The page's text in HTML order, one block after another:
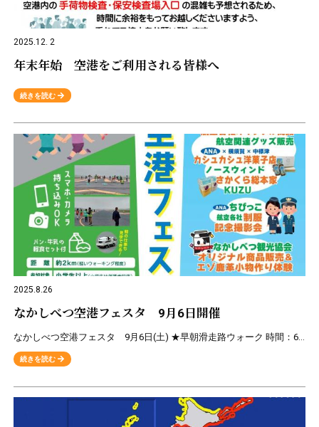
2025.12. 2
年末年始 空港をご利用される皆様へ
続きを読む
2025.8.26
なかしべつ空港フェスタ 9月6日開催
なかしべつ空港フェスタ 9月6日(土) ★早朝滑走路ウォーク 時間：6:00～8:00 定員：５０名 参加対象：小学生以上(小学生は保護者同伴) 参加料金：大人・・・３，０００円 小学生・・
続きを読む